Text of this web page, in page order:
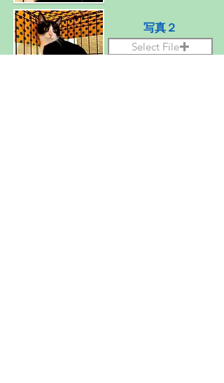
写真２
Select File